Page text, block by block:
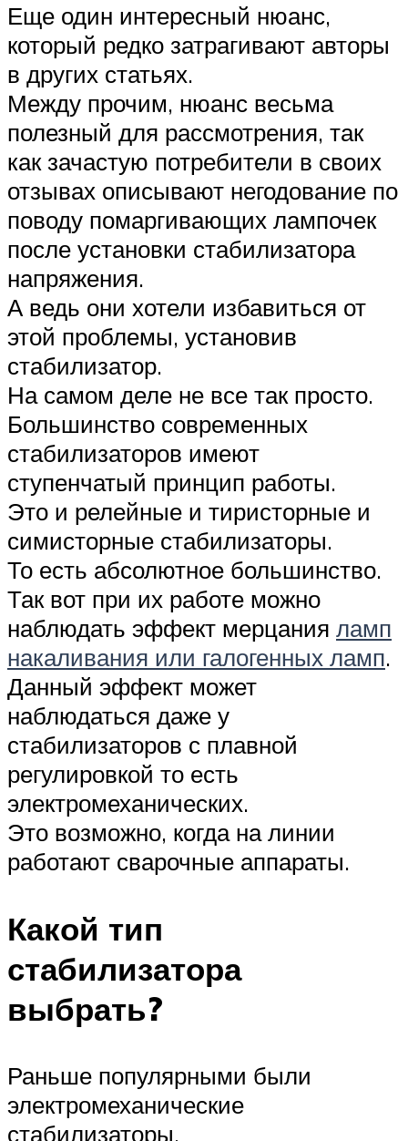
Еще один интересный нюанс,
который редко затрагивают авторы
в других статьях.
Между прочим, нюанс весьма
полезный для рассмотрения, так
как зачастую потребители в своих
отзывах описывают негодование по
поводу помаргивающих лампочек
после установки стабилизатора
напряжения.
А ведь они хотели избавиться от
этой проблемы, установив
стабилизатор.
На самом деле не все так просто.
Большинство современных
стабилизаторов имеют
ступенчатый принцип работы.
Это и релейные и тиристорные и
симисторные стабилизаторы.
То есть абсолютное большинство.
Так вот при их работе можно
наблюдать эффект мерцания ламп
накаливания или галогенных ламп.
Данный эффект может
наблюдаться даже у
стабилизаторов с плавной
регулировкой то есть
электромеханических.
Это возможно, когда на линии
работают сварочные аппараты.
Какой тип
стабилизатора
выбрать?
Раньше популярными были
электромеханические
стабилизаторы.